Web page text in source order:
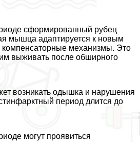
сформированный рубец
мышца адаптируется к новым
компенсаторные механизмы. Это
выживать после обширного
возникать одышка и нарушения
период длится до
могут проявиться